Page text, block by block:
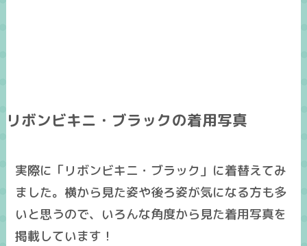
リボンビキニ・ブラックの着用写真
実際に「リボンビキニ・ブラック」に着替えてみ
ました。 横から見た姿や後ろ姿が気になる方も多
いと思うので、いろんな角度から見た着用写真を
掲載しています！